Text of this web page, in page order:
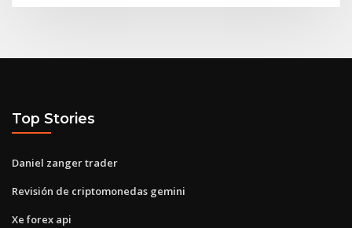
Top Stories
Daniel zanger trader
Revisión de criptomonedas gemini
Xe forex api